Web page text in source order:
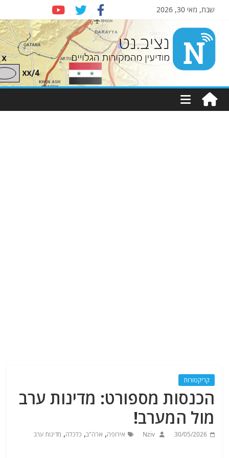
שבת, מאי 30, 2026
Nziv.net
מודיעין
מהמקורות
קריקטורות
הכנסות מספורט: מדינות ערב
מול המערב!
30/05/2026
Nziv אירופה, ארה"ב, כלכלה, מדינות ערב